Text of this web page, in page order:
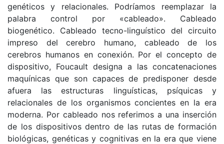
genéticos y relacionales. Podríamos reemplazar la
palabra control por «cableado». Cableado
biogenético. Cableado tecno-linguístico del circuito
impreso del cerebro humano, cableado de los
cerebros humanos en conexión. Por el concepto de
dispositivo, Foucault designa a las concatenaciones
maquínicas que son capaces de predisponer desde
afuera las estructuras linguísticas, psíquicas y
relacionales de los organismos concientes en la era
moderna. Por cableado nos referimos a una inserción
de los dispositivos dentro de las rutas de formación
biológicas, genéticas y cognitivas en la era que viene